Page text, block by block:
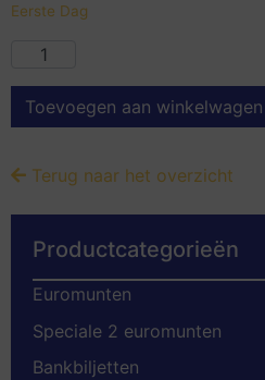
Eerste Dag
Toevoegen aan winkelwagen
Terug naar het overzicht
Productcategorieën
Euromunten
Speciale 2 euromunten
Bankbiljetten